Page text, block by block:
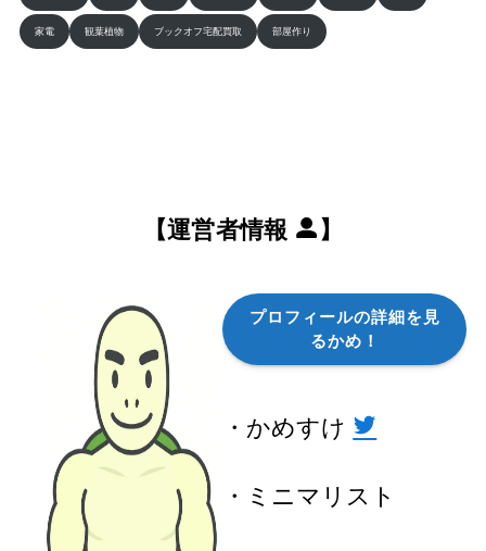
家電 観葉植物 ブックオフ宅配買取 部屋作り
【運営者情報 】
プロフィールの詳細を見
るかめ！
・かめすけ
・ミニマリスト